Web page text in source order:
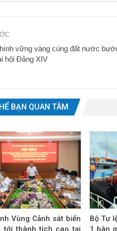
vững vàng cùng đất nước
hội Đảng XIV
BẠN QUAN TÂM
Vùng Cảnh sát biển
tới thành tích cao tại
Bộ Tư
1 bàn